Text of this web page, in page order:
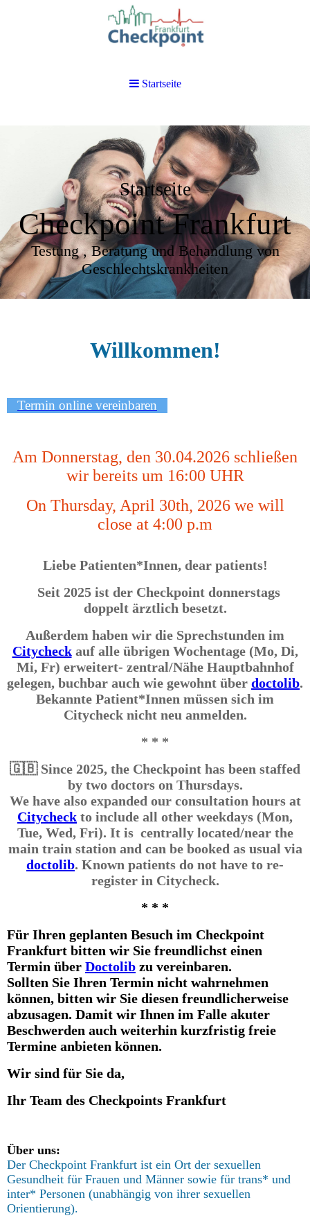
Startseite
Checkpoint Frankfurt
Testung , Beratung und Behandlung von
Geschlechtskrankheiten
Willkommen!
Termin online vereinbaren
Am Donnerstag, den 30.04.2026 schließen
wir bereits um 16:00 UHR
On Thursday, April 30th, 2026 we will
close at 4:00 p.m
Liebe Patienten*Innen, dear patients!
Seit 2025 ist der Checkpoint donnerstags
doppelt ärztlich besetzt.
Außerdem haben wir die Sprechstunden im
Citycheckauf alle übrigen Wochentage (Mo, Di,
Mi, Fr) erweitert- zentral/Nähe Hauptbahnhof
gelegen, buchbar auch wie gewohnt über doctolib.
Bekannte Patient*Innen müssen sich im
Citycheck nicht neu anmelden.
* * *
🇬🇧 Since 2025, the Checkpoint has been staffed
by two doctors on Thursdays.
We have also expanded our consultation hours at
Citycheck to include all other weekdays (Mon,
Tue, Wed, Fri). It is centrally located/near the
main train station and can be booked as usual via
doctolib. Known patients do not have to re-
register in Citycheck.
* * *
Für Ihren geplanten Besuch im Checkpoint
Frankfurt bitten wir Sie freundlichst einen
Termin über Doctolib zu vereinbaren.
Sollten Sie Ihren Termin nicht wahrnehmen
können, bitten wir Sie diesen freundlicherweise
abzusagen. Damit wir Ihnen im Falle akuter
Beschwerden auch weiterhin kurzfristig freie
Termine anbieten können.
Wir sind für Sie da,
Ihr Team des Checkpoints Frankfurt
Über uns:
Der Checkpoint Frankfurt ist ein Ort der sexuellen
Gesundheit für Frauen und Männer sowie für trans* und
inter* Personen (unabhängig von ihrer sexuellen
Orientierung).
Startseite